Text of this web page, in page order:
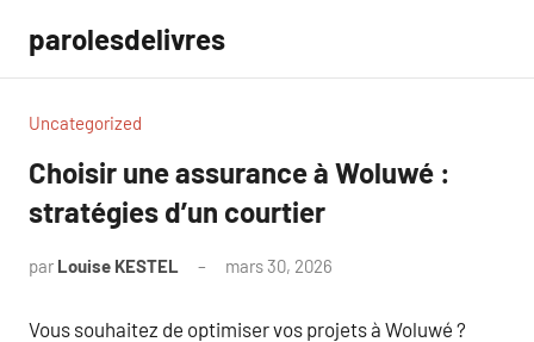
contenu
parolesdelivres
Uncategorized
Choisir une assurance à Woluwé :
stratégies d’un courtier
par Louise KESTEL mars 30, 2026
Vous souhaitez de optimiser vos projets à Woluwé ?